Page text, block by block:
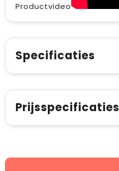
Productvideo
Specificaties
Prijsspecificaties